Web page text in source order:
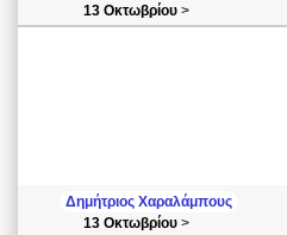
13 Οκτωβρίου >
Δημήτριος Χαραλάμπους
13 Οκτωβρίου >